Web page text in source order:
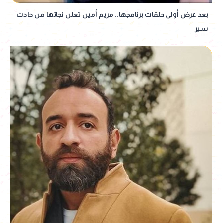
بعد عرض أولى حلقات برنامجها.. مريم أمين تعلن نجاتها من حادث
سير